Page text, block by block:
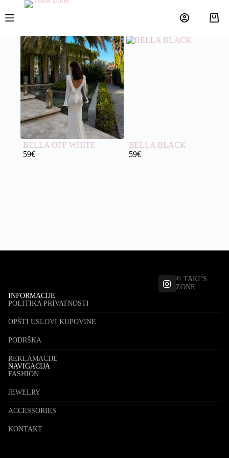
BELLA OFF WHITE
59€
BELLA BLACK
59€
© TAKI’S
ZONE
INFORMACIJE
POLITIKA PRIVATNOSTI
OPŠTI USLOVI KUPOVINE
PODRŠKA
REKLAMACIJE
NAVIGACIJA
FASHION
JEWELRY
ACCESSORIES
KONTAKT